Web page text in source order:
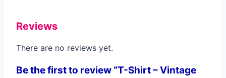
Reviews
There are no reviews yet.
Be the first to review “T-Shirt – Vintage